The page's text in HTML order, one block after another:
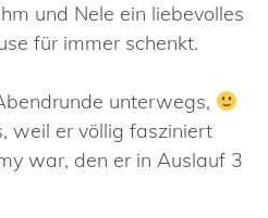
und Nele ein liebevolles
für immer schenkt.
unterwegs,
weil er völlig fasziniert
war, den er in Auslauf 3